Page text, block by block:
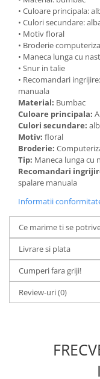
• Culoare principala:
• Culori secundare:
• Motiv floral
• Broderie
• Maneca lunga cu
• Snur in talie
• Recomandari
manuala
Material: Bumbac
Culoare principala:
Culori secundare:
Motiv: floral
Broderie:
Tip: Maneca lunga cu
Recomandari
spalare manuala
Informatii
Ce marime ti se
Livrare si plata
Cumperi fara griji!
Review-uri(0)